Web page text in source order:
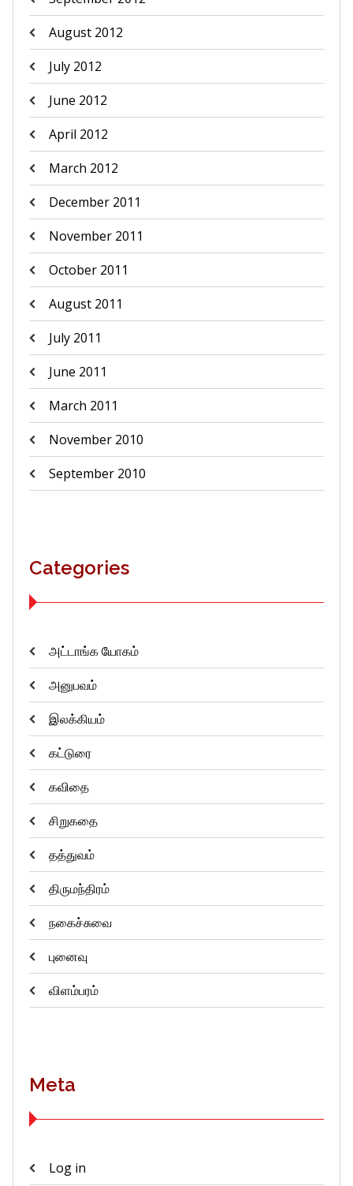
August 2012
July 2012
June 2012
April 2012
March 2012
December 2011
November 2011
October 2011
August 2011
July 2011
June 2011
March 2011
November 2010
September 2010
Categories
அட்டாங்க யோகம்
அனுபவம்
இலக்கியம்
கட்டுரை
கவிதை
சிறுகதை
தத்துவம்
திருமந்திரம்
நகைச்சுவை
புனைவு
விளம்பரம்
Meta
Log in